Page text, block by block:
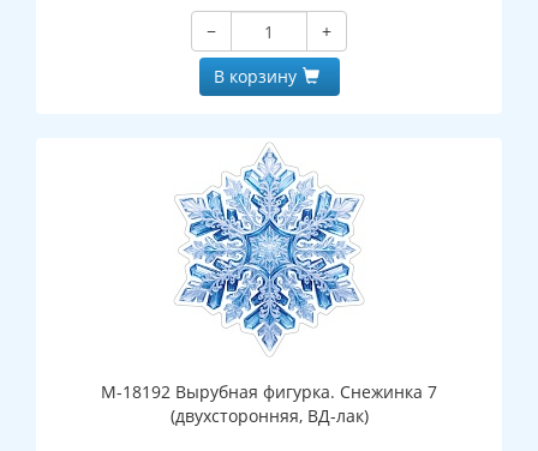
−
+
В корзину
М-18192 Вырубная фигурка. Снежинка 7
(двухсторонняя, ВД-лак)